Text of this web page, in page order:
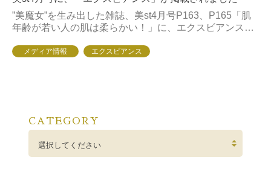
”美魔女”を生み出した雑誌、美st4月号P163、P165「肌
年齢が若い人の肌は柔らかい！」に、エクスビアンスが
スビアンス
メディア情報 エクスビアンス
CATEGORY
選択してください